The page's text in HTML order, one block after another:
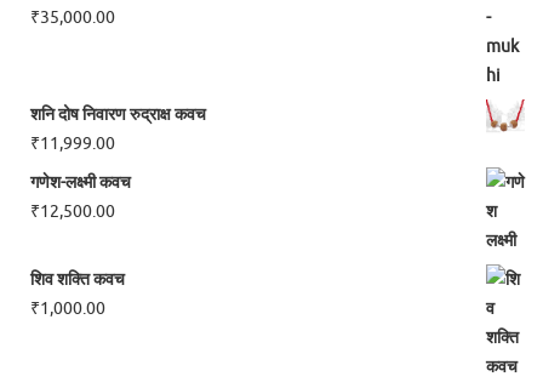
₹35,000.00
शनि दोष निवारण रुद्राक्ष कवच
₹11,999.00
गणेश-लक्ष्मी कवच
₹12,500.00
शिव शक्ति कवच
₹1,000.00